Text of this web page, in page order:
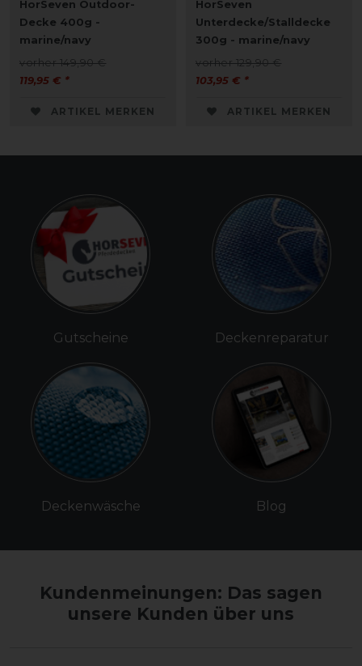
HorSeven Outdoor-
Decke 400g -
marine/navy
vorher 149,90 €
119,95 € *
ARTIKEL MERKEN
HorSeven
Unterdecke/Stalldecke
300g - marine/navy
vorher 129,90 €
103,95 € *
ARTIKEL MERKEN
Gutscheine
Deckenwäsche
Deckenreparatur
Blog
Kundenmeinungen: Das sagen
unsere Kunden über uns